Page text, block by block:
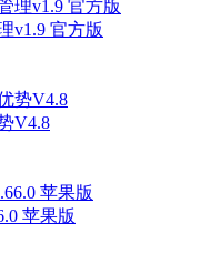
v1.9 官方版
V4.8
苹果版